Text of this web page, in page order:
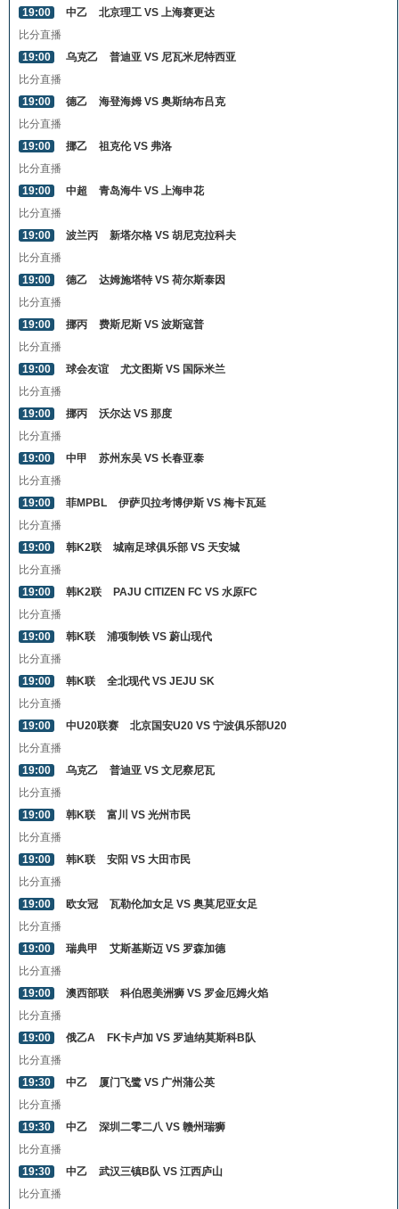
19:00
中乙
北京理工 VS 上海赛更达
比分直播
19:00
乌克乙
普迪亚 VS 尼瓦米尼特西亚
比分直播
19:00
德乙
海登海姆 VS 奥斯纳布吕克
比分直播
19:00
挪乙
祖克伦 VS 弗洛
比分直播
19:00
中超
青岛海牛 VS 上海申花
比分直播
19:00
波兰丙
新塔尔格 VS 胡尼克拉科夫
比分直播
19:00
德乙
达姆施塔特 VS 荷尔斯泰因
比分直播
19:00
挪丙
费斯尼斯 VS 波斯寇普
比分直播
19:00
球会友谊
尤文图斯 VS 国际米兰
比分直播
19:00
挪丙
沃尔达 VS 那度
比分直播
19:00
中甲
苏州东吴 VS 长春亚泰
比分直播
19:00
菲MPBL
伊萨贝拉考博伊斯 VS 梅卡瓦延
比分直播
19:00
韩K2联
城南足球俱乐部 VS 天安城
比分直播
19:00
韩K2联
PAJU CITIZEN FC VS 水原FC
比分直播
19:00
韩K联
浦项制铁 VS 蔚山现代
比分直播
19:00
韩K联
全北现代 VS JEJU SK
比分直播
19:00
中U20联赛
北京国安U20 VS 宁波俱乐部U20
比分直播
19:00
乌克乙
普迪亚 VS 文尼察尼瓦
比分直播
19:00
韩K联
富川 VS 光州市民
比分直播
19:00
韩K联
安阳 VS 大田市民
比分直播
19:00
欧女冠
瓦勒伦加女足 VS 奥莫尼亚女足
比分直播
19:00
瑞典甲
艾斯基斯迈 VS 罗森加德
比分直播
19:00
澳西部联
科伯恩美洲狮 VS 罗金厄姆火焰
比分直播
19:00
俄乙A
FK卡卢加 VS 罗迪纳莫斯科B队
比分直播
19:30
中乙
厦门飞鹭 VS 广州蒲公英
比分直播
19:30
中乙
深圳二零二八 VS 赣州瑞狮
比分直播
19:30
中乙
武汉三镇B队 VS 江西庐山
比分直播